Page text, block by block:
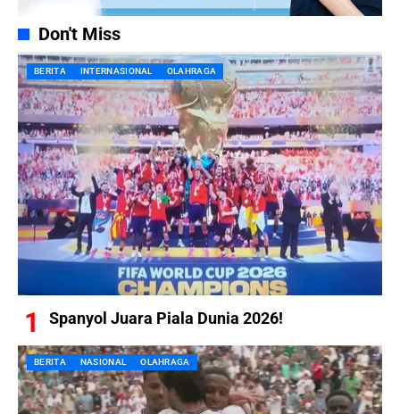
Don't Miss
BERITA INTERNASIONAL OLAHRAGA
Spanyol Juara Piala Dunia 2026!
BERITA NASIONAL OLAHRAGA